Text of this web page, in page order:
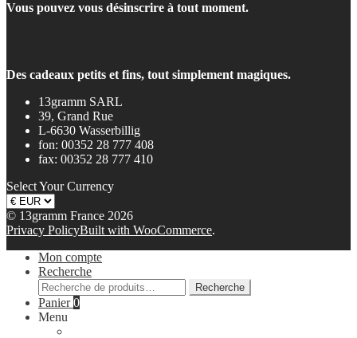
Vous pouvez vous désinscrire à tout moment.
Des cadeaux petits et fins, tout simplement magiques.
13gramm SARL
39, Grand Rue
L-6630 Wasserbillig
fon: 00352 28 777 408
fax: 00352 28 777 410
Select Your Currency
© 13gramm France 2026
Privacy PolicyBuilt with WooCommerce.
Mon compte
Recherche
Recherche
pour :
Recherche
Panier0
Menu